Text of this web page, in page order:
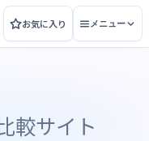
お気に入り メニュー
較サイト